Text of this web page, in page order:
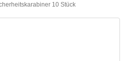
10 Stück